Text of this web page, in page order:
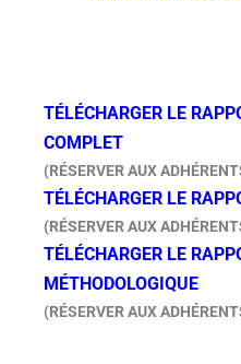
TÉLÉCHARGER LE
COMPLET
(RÉSERVER AUX
TÉLÉCHARGER LE
(RÉSERVER AUX
TÉLÉCHARGER LE
MÉTHODOLOGIQUE
(RÉSERVER AUX